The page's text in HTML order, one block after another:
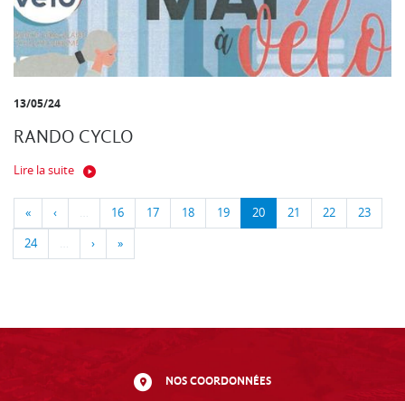
13/05/24
RANDO CYCLO
Lire la suite
« ‹ … 16 17 18 19 20 21 22 23
24 … › »
NOS COORDONNÉES